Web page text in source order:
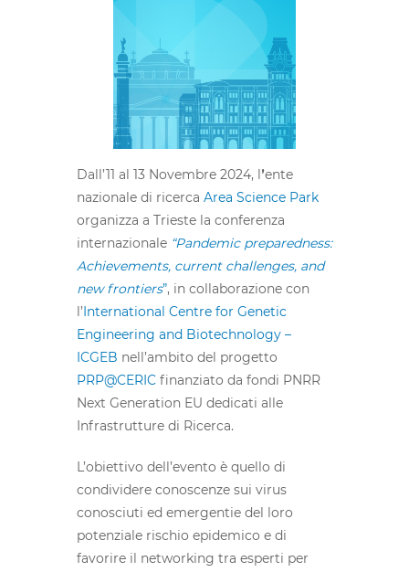
Dall’11 al 13 Novembre 2024, l’ente
nazionale di ricerca Area Science Park
organizza a Trieste la conferenza
internazionale “Pandemic preparedness:
Achievements, current challenges, and
new frontiers”, in collaborazione con
l’International Centre for Genetic
Engineering and Biotechnology –
ICGEB nell’ambito del progetto
PRP@CERIC finanziato da fondi PNRR
Next Generation EU dedicati alle
Infrastrutture di Ricerca.
L’obiettivo dell’evento è quello di
condividere conoscenze sui virus
conosciuti ed emergentie del loro
potenziale rischio epidemico e di
favorire il networking tra esperti per